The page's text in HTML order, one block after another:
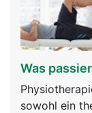
Was
sowohl ein